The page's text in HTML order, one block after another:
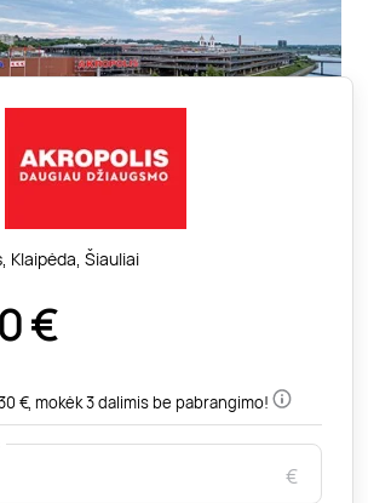
Klaipėda, Šiauliai
€
€, mokėk 3 dalimis be pabrangimo!
€